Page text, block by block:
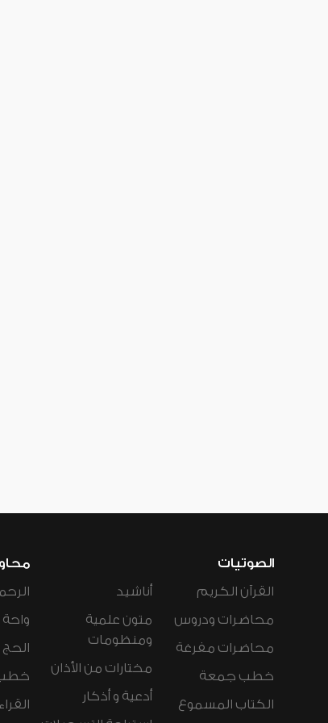
الصوتيات
القرآن الكريم
محاضرات ودروس
محاضرات مفرغة
خطب جمعة
الكتاب المسموع
أناشيد
متون علمية
ومنظومات
مختارات من الأذان
أدعية و أذكار
الحج